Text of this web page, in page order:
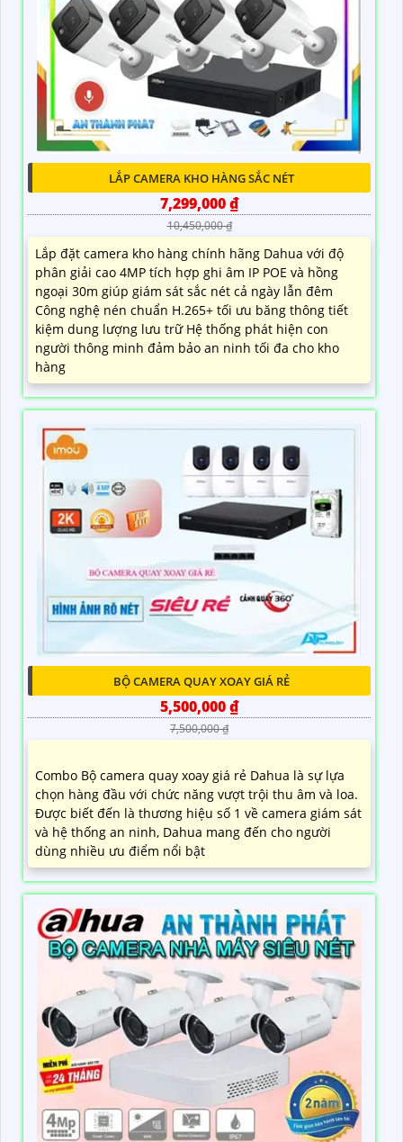
LẮP CAMERA KHO HÀNG SẮC NÉT
7,299,000 ₫
10,450,000 ₫
Lắp đặt camera kho hàng chính hãng Dahua với độ
phân giải cao 4MP tích hợp ghi âm IP POE và hồng
ngoại 30m giúp giám sát sắc nét cả ngày lẫn đêm
Công nghệ nén chuẩn H.265+ tối ưu băng thông tiết
kiệm dung lượng lưu trữ Hệ thống phát hiện con
người thông minh đảm bảo an ninh tối đa cho kho
hàng
BỘ CAMERA QUAY XOAY GIÁ RẺ
5,500,000 ₫
7,500,000 ₫
Combo Bộ camera quay xoay giá rẻ Dahua là sự lựa
chọn hàng đầu với chức năng vượt trội thu âm và loa.
Được biết đến là thương hiệu số 1 về camera giám sát
và hệ thống an ninh, Dahua mang đến cho người
dùng nhiều ưu điểm nổi bật